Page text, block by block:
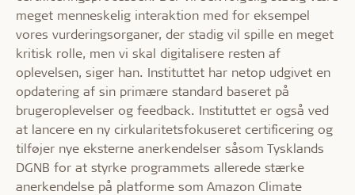
meget menneskelig interaktion med for eksempel
vores vurderingsorganer, der stadig vil spille en meget
kritisk rolle, men vi skal digitalisere resten af
oplevelsen, siger han. Instituttet har netop udgivet en
opdatering af sin primære standard baseret på
brugeroplevelser og feedback. Instituttet er også ved
at lancere en ny cirkularitetsfokuseret certificering og
tilføjer nye eksterne anerkendelser såsom Tysklands
DGNB for at styrke programmets allerede stærke
anerkendelse på platforme som Amazon Climate